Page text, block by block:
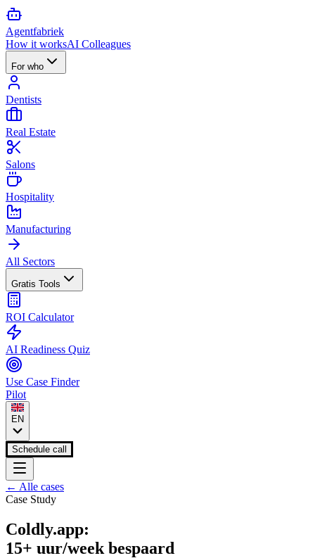
Agentfabriek
How it worksAI Colleagues
For who
Dentists
Real Estate
Salons
Hospitality
Manufacturing
All Sectors
Gratis Tools
ROI Calculator
AI Readiness Quiz
Use Case Finder
Pilot
EN
Schedule call
← Alle cases
Case Study
Coldly.app:
15+ uur/week bespaard